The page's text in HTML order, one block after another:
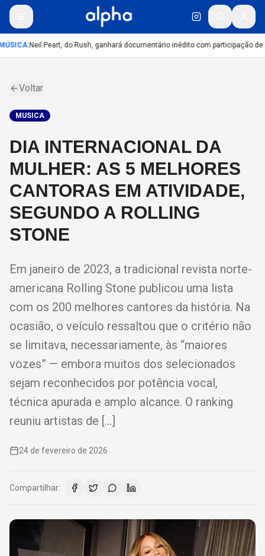
:Neil Peart, do Rush, ganhará documentário inédito com participação de
Voltar
MUSICA
DIA INTERNACIONAL DA
MULHER: AS 5 MELHORES
CANTORAS EM ATIVIDADE,
SEGUNDO A ROLLING
STONE
Em janeiro de 2023, a tradicional revista norte-
americana Rolling Stone publicou uma lista
com os 200 melhores cantores da história. Na
ocasião, o veículo ressaltou que o critério não
se limitava, necessariamente, às “maiores
vozes” — embora muitos dos selecionados
sejam reconhecidos por potência vocal,
técnica apurada e amplo alcance. O ranking
reuniu artistas de […]
24 de fevereiro de 2026
Compartilhar: